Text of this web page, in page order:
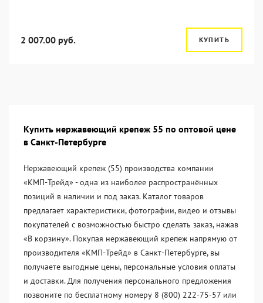
2 007.00 руб. КУПИТЬ
Купить нержавеющий крепеж 55 по оптовой цене
в Санкт-Петербурге
Нержавеющий крепеж (55) производства компании
«KМП-Трейд» - одна из наиболее распространённых
позиций в наличии и под заказ. Каталог товаров
предлагает характеристики, фотографии, видео и отзывы
покупателей с возможностью быстро сделать заказ, нажав
«В корзину». Покупая нержавеющий крепеж напрямую от
производителя «KМП-Трейд» в Санкт-Петербурге, вы
получаете выгодные цены, персональные условия оплаты
и доставки. Для получения персонального предложения
позвоните по бесплатному номеру 8 (800) 222-75-57 или